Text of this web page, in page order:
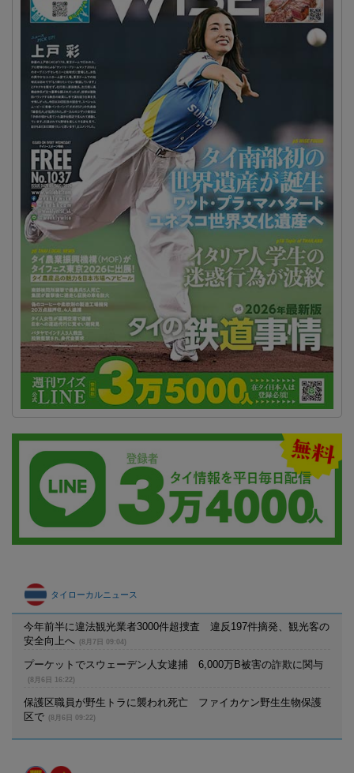
タイローカルニュース
今年前半に違法観光業者3000件超捜査 違反197件摘発、観光客の
安全向上へ
(8月7日 09:04)
プーケットでスウェーデン人女逮捕 6,000万B被害の詐欺に関与
(8月6日 16:22)
保護区職員が野生トラに襲われ死亡 ファイカケン野生生物保護
区で
(8月6日 09:22)